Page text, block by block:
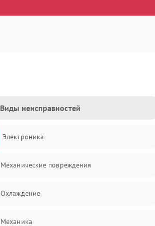
Виды неисправностей
Электроника
Механические повреждения
Охлаждение
Механика